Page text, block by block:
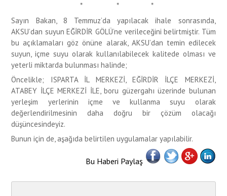
* * *
Sayın Bakan, 8 Temmuz’da yapılacak ihale sonrasında,
AKSU’dan suyun EĞİRDİR GÖLÜ’ne verileceğini belirtmiştir. Tüm
bu açıklamaları göz önüne alarak, AKSU’dan temin edilecek
suyun, içme suyu olarak kullanılabilecek kalitede olması ve
yeterli miktarda bulunması halinde;
Öncelikle; ISPARTA İL MERKEZİ, EĞİRDİR İLÇE MERKEZİ,
ATABEY İLÇE MERKEZİ İLE, boru güzergahı üzerinde bulunan
yerleşim yerlerinin içme ve kullanma suyu olarak
değerlendirilmesinin daha doğru bir çözüm olacağı
düşüncesindeyiz.
Bunun için de, aşağıda belirtilen uygulamalar yapılabilir.
Bu Haberi Paylaş